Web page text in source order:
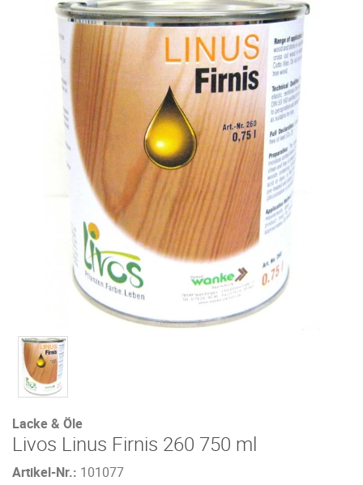
Lacke & Öle
Livos Linus Firnis 260 750 ml
Artikel-Nr.: 101077